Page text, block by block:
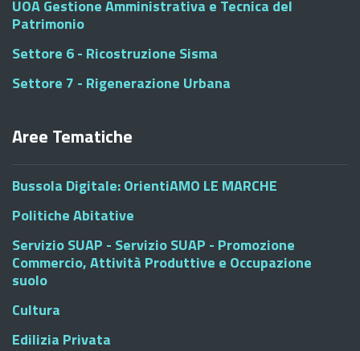
UOA Gestione Amministrativa e Tecnica del
Patrimonio
Settore 6 - Ricostruzione Sisma
Settore 7 - Rigenerazione Urbana
Aree Tematiche
Bussola Digitale: OrientiAMO LE MARCHE
Politiche Abitative
Servizio SUAP - Servizio SUAP - Promozione
Commercio, Attività Produttive e Occupazione
suolo
Cultura
Edilizia Privata